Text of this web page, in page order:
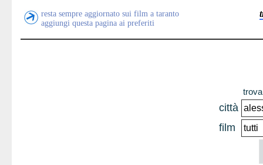
resta sempre aggiornato sui film a taranto
aggiungi questa pagina ai preferiti
città
film